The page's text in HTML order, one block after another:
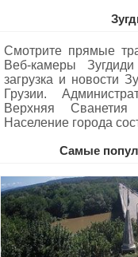
Смотрите прямые
Веб-камеры
загрузка и новости
Грузии.
Верхняя Сванетия
Население города
Самые